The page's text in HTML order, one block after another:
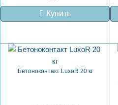
Купить
Бетоноконтакт LuxoR 20 кг